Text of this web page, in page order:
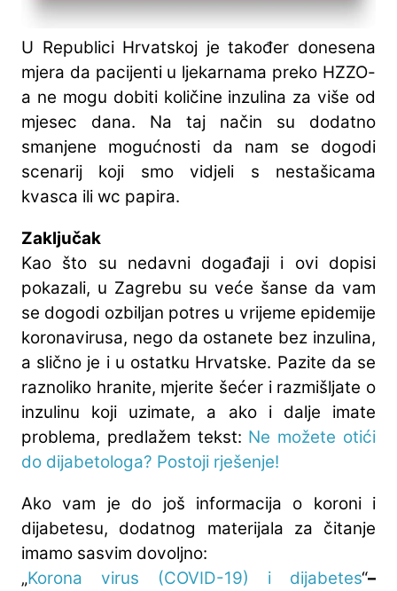
U Republici Hrvatskoj je također donesena
mjera da pacijenti u ljekarnama preko HZZO-
a ne mogu dobiti količine inzulina za više od
mjesec dana. Na taj način su dodatno
smanjene mogućnosti da nam se dogodi
scenarij koji smo vidjeli s nestašicama
kvasca ili wc papira.
Zaključak
Kao što su nedavni događaji i ovi dopisi
pokazali, u Zagrebu su veće šanse da vam
se dogodi ozbiljan potres u vrijeme epidemije
koronavirusa, nego da ostanete bez inzulina,
a slično je i u ostatku Hrvatske. Pazite da se
raznoliko hranite, mjerite šećer i razmišljate o
inzulinu koji uzimate, a ako i dalje imate
problema, predlažem tekst: Ne možete otići
do dijabetologa? Postoji rješenje!
Ako vam je do još informacija o koroni i
dijabetesu, dodatnog materijala za čitanje
imamo sasvim dovoljno:
„Korona virus (COVID-19) i dijabetes“–